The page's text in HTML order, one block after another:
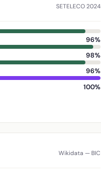
SETELECO 2024
96%
98%
96%
100%
Wikidata — BIC